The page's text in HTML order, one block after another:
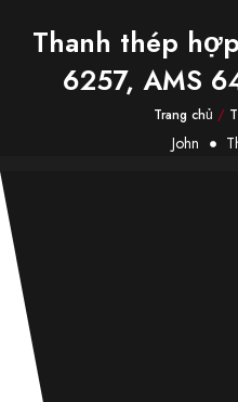
Thanh thép
6257, AMS
Trang chủ /
John